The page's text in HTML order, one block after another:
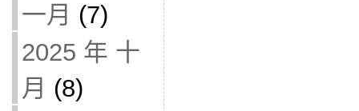
一月 (7)
2025 年 十
月 (8)